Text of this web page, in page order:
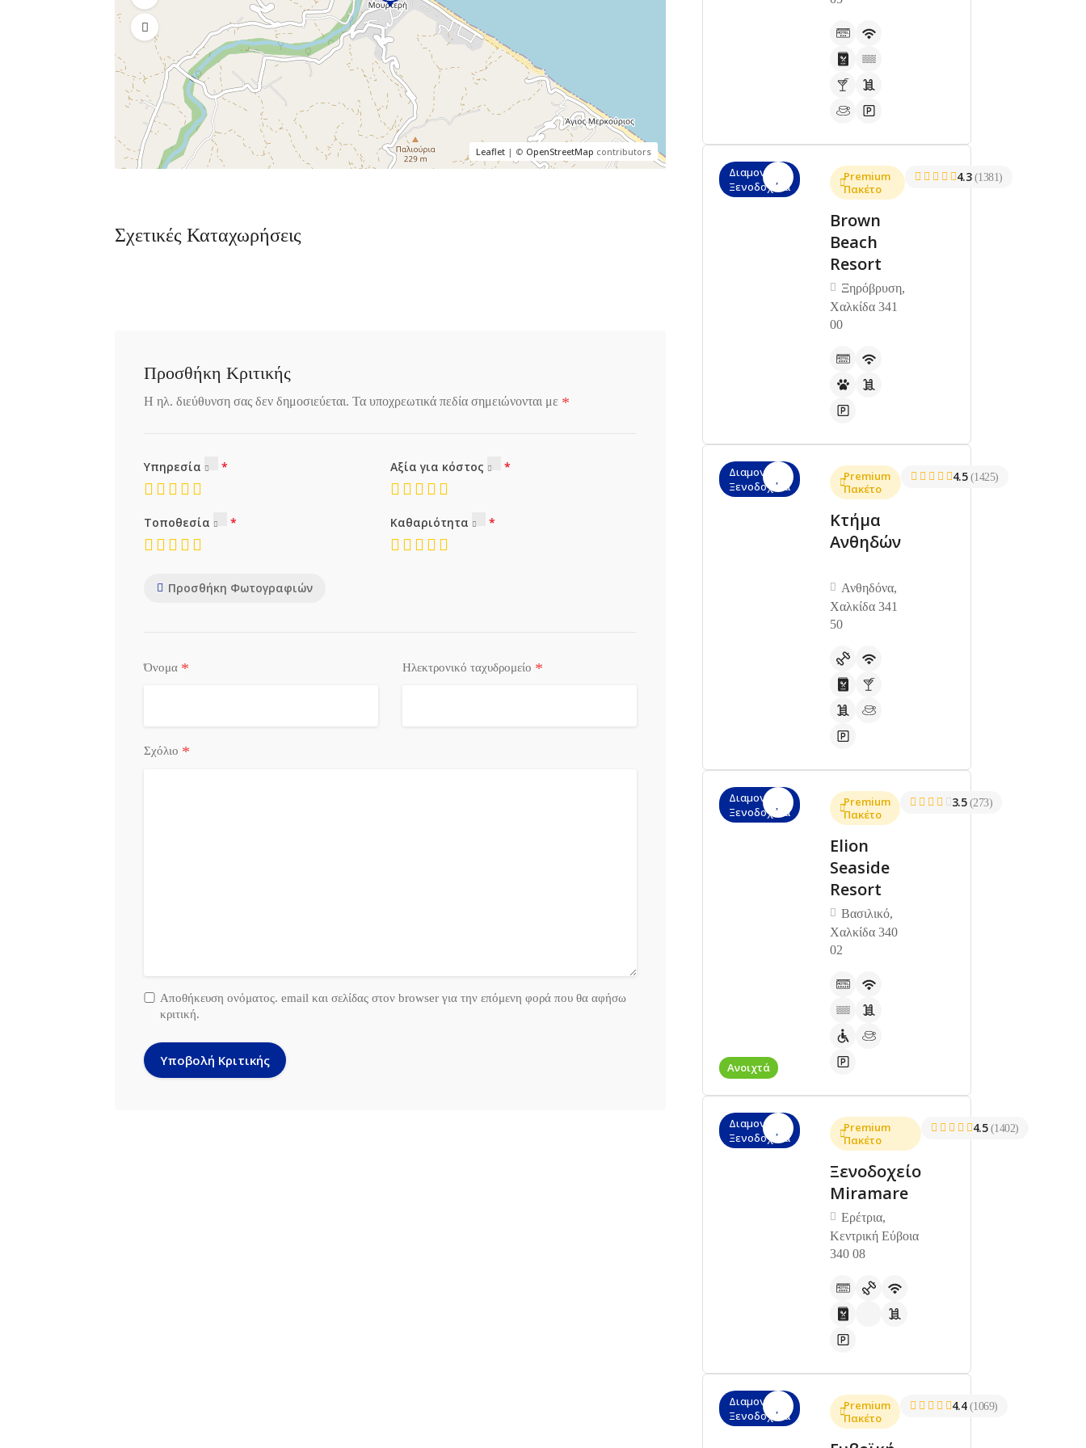
Leaflet| © OpenStreetMap contributors
Σχετικές Καταχωρήσεις
Προσθήκη Κριτικής
Η ηλ. διεύθυνση σας δεν δημοσιεύεται. Τα υποχρεωτικά πεδία σημειώνονται με *
Υπηρεσία Αξία για κόστος
Τοποθεσία Καθαριότητα
Προσθήκη Φωτογραφιών
Όνομα * Ηλεκτρονικό ταχυδρομείο *
Σχόλιο *
Αποθήκευση ονόματος. email και σελίδας στον browser για την επόμενη φορά που θα αφήσω
κριτική.
Διαμονή,
Ξενοδοχεία
Premium
Πακέτο
Brown
Beach
Resort
Ξηρόβρυση,
Χαλκίδα 341
00
4.3 (1381)
Διαμονή,
Ξενοδοχεία
Premium
Πακέτο
Κτήμα
Ανθηδών
Ανθηδόνα,
Χαλκίδα 341
50
4.5 (1425)
Ανοιχτά
Διαμονή,
Ξενοδοχεία
Premium
Πακέτο
Elion
Seaside
Resort
Βασιλικό,
Χαλκίδα 340
02
3.5 (273)
Διαμονή,
Ξενοδοχεία
Premium
Πακέτο
Ξενοδοχείο
Miramare
Ερέτρια,
Κεντρική Εύβοια
340 08
4.5 (1402)
Διαμονή,
Ξενοδοχεία
Premium
Πακέτο
4.4 (1069)